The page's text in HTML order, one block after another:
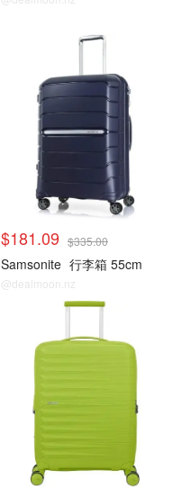
$181.09 $335.00
Samsonite 行李箱 55cm
@dealmoon.nz